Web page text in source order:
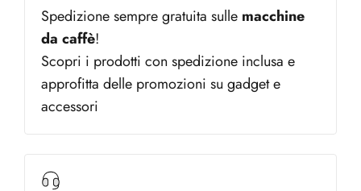
Spedizione sempre gratuita sulle macchine
da caffè!
Scopri i prodotti con spedizione inclusa e
approfitta delle promozioni su gadget e
accessori